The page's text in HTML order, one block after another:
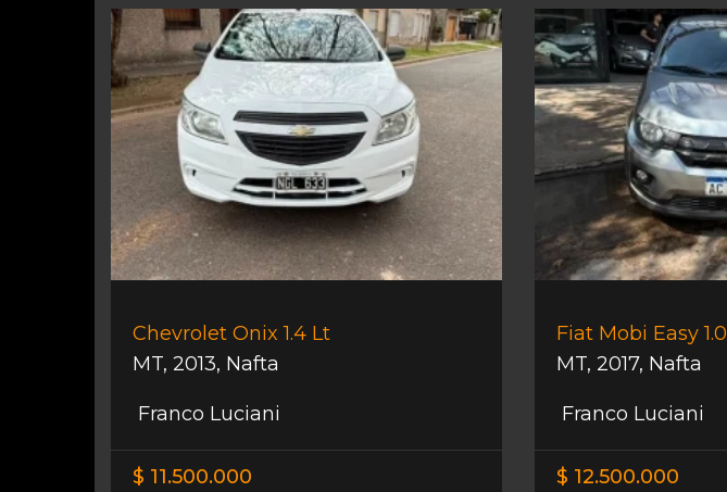
Chevrolet Onix 1.4 Lt
MT, 2013, Nafta
Franco Luciani
$ 11.500.000
Fiat Mobi Easy 1.0
MT, 2017, Nafta
Franco Luciani
$ 12.500.000